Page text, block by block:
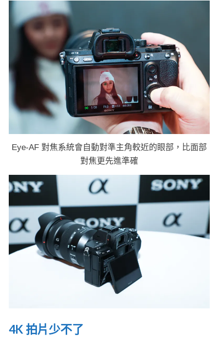
Eye-AF 對焦系統會自動對準主角較近的眼部，比面部
對焦更先進準確
4K 拍片少不了